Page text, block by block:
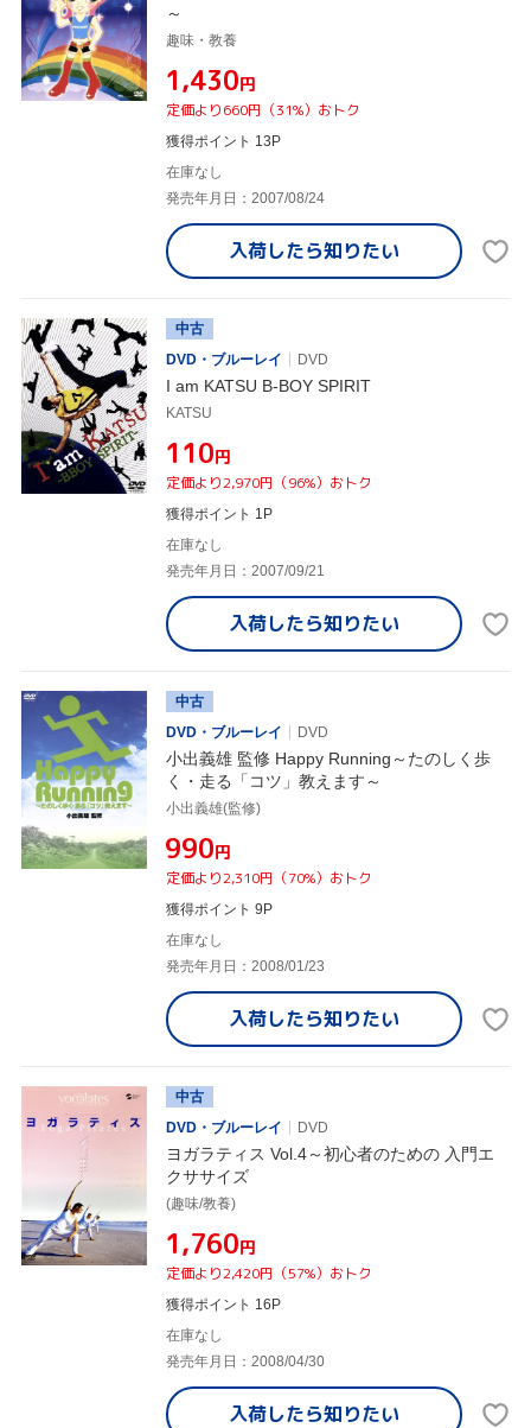
～
趣味・教養
¥1,430円
定価より660円（31%）おトク
獲得ポイント 13P
在庫なし
発売年月日：2007/08/24
入荷したら知りたい
中古
DVD・ブルーレイ
DVD
I am KATSU B-BOY SPIRIT
KATSU
¥110円
定価より2,970円（96%）おトク
獲得ポイント 1P
在庫なし
発売年月日：2007/09/21
入荷したら知りたい
中古
DVD・ブルーレイ
DVD
小出義雄 監修 Happy Running～たのしく歩
く・走る「コツ」教えます～
小出義雄(監修)
¥990円
定価より2,310円（70%）おトク
獲得ポイント 9P
在庫なし
発売年月日：2008/01/23
入荷したら知りたい
中古
DVD・ブルーレイ
DVD
ヨガラティス Vol.4～初心者のための 入門エ
クササイズ
(趣味/教養)
¥1,760円
定価より2,420円（57%）おトク
獲得ポイント 16P
在庫なし
発売年月日：2008/04/30
入荷したら知りたい